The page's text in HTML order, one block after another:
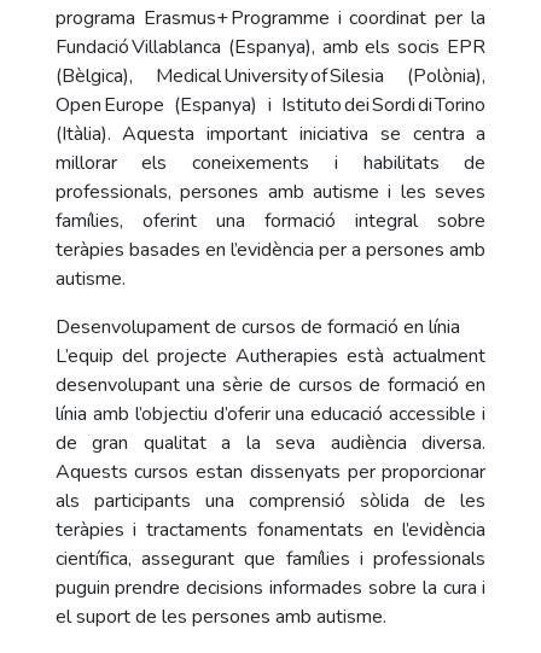
programa Erasmus+ Programme i coordinat per la
Fundació Villablanca (Espanya), amb els socis EPR
(Bèlgica), Medical University of Silesia (Polònia),
Open Europe (Espanya) i Istituto dei Sordi di Torino
(Itàlia). Aquesta important iniciativa se centra a
millorar els coneixements i habilitats de
professionals, persones amb autisme i les seves
famílies, oferint una formació integral sobre
teràpies basades en l’evidència per a persones amb
autisme.
Desenvolupament de cursos de formació en línia
L’equip del projecte Autherapies està actualment
desenvolupant una sèrie de cursos de formació en
línia amb l’objectiu d’oferir una educació accessible i
de gran qualitat a la seva audiència diversa.
Aquests cursos estan dissenyats per proporcionar
als participants una comprensió sòlida de les
teràpies i tractaments fonamentats en l’evidència
científica, assegurant que famílies i professionals
puguin prendre decisions informades sobre la cura i
el suport de les persones amb autisme.